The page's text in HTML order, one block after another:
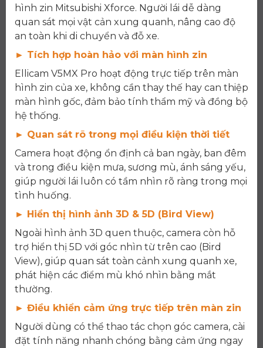
hình zin Mitsubishi Xforce. Người lái dễ dàng
quan sát mọi vật cản xung quanh, nâng cao độ
an toàn khi di chuyển và đỗ xe.
► Tích hợp hoàn hảo với màn hình zin
Ellicam V5MX Pro hoạt động trực tiếp trên màn
hình zin của xe, không cần thay thế hay can thiệp
màn hình gốc, đảm bảo tính thẩm mỹ và đồng bộ
hệ thống.
► Quan sát rõ trong mọi điều kiện thời tiết
Camera hoạt động ổn định cả ban ngày, ban đêm
và trong điều kiện mưa, sương mù, ánh sáng yếu,
giúp người lái luôn có tầm nhìn rõ ràng trong mọi
tình huống.
► Hiển thị hình ảnh 3D & 5D (Bird View)
Ngoài hình ảnh 3D quen thuộc, camera còn hỗ
trợ hiển thị 5D với góc nhìn từ trên cao (Bird
View), giúp quan sát toàn cảnh xung quanh xe,
phát hiện các điểm mù khó nhìn bằng mắt
thường.
► Điều khiển cảm ứng trực tiếp trên màn zin
Người dùng có thể thao tác chọn góc camera, cài
đặt tính năng nhanh chóng bằng cảm ứng ngay